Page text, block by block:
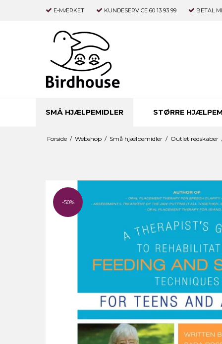
E-MÆRKET KUNDESERVICE 60 13 93 99 BETAL
SMÅ HJÆLPEMIDLER STØRRE
Forside / Webshop / Små hjælpemidler / Outlet redskaber
-50%